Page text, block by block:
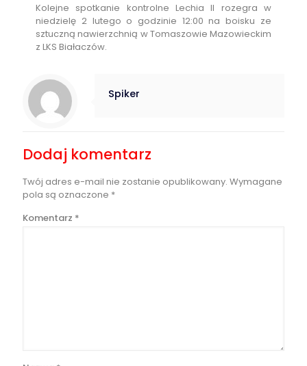
Kolejne spotkanie kontrolne Lechia II rozegra w
niedzielę 2 lutego o godzinie 12:00 na boisku ze
sztuczną nawierzchnią w Tomaszowie Mazowieckim
z LKS Białaczów.
Spiker
Dodaj komentarz
Twój adres e-mail nie zostanie opublikowany. Wymagane
pola są oznaczone *
Komentarz *